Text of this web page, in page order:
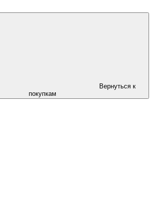
Вернуться к
покупкам